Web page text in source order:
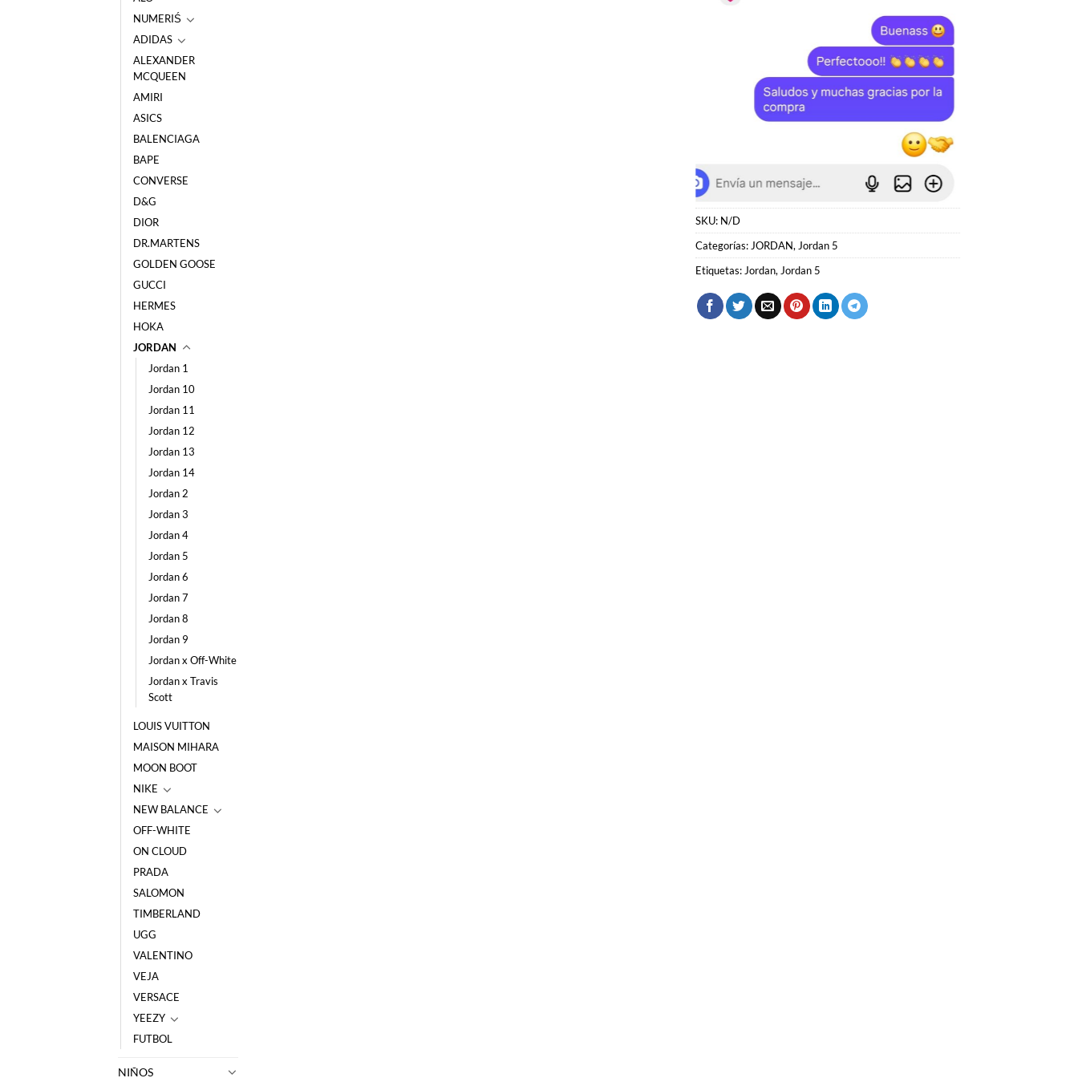
NUMERIŚ
ADIDAS
ALEXANDER
MCQUEEN
AMIRI
ASICS
BALENCIAGA
BAPE
CONVERSE
D&G
DIOR
DR.MARTENS
GOLDEN GOOSE
GUCCI
HERMES
HOKA
JORDAN
Jordan 1
Jordan 10
Jordan 11
Jordan 12
Jordan 13
Jordan 14
Jordan 2
Jordan 3
Jordan 4
Jordan 5
Jordan 6
Jordan 7
Jordan 8
Jordan 9
Jordan x Off-White
Jordan x Travis
Scott
LOUIS VUITTON
MAISON MIHARA
MOON BOOT
NIKE
NEW BALANCE
OFF-WHITE
ON CLOUD
PRADA
SALOMON
TIMBERLAND
UGG
VALENTINO
VEJA
VERSACE
YEEZY
FUTBOL
NIÑOS
SKU:N/D
Categorías:JORDAN,Jordan 5
Etiquetas:Jordan Jordan 5